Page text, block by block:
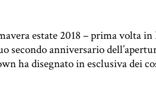
estate 2018 – prima volta
anniversario
ha disegnato in esclusiva dei